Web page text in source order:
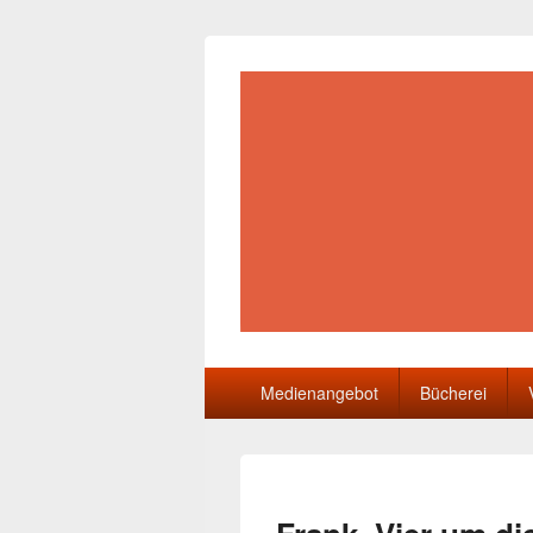
Primäres
Menü Medienangebot Bücherei